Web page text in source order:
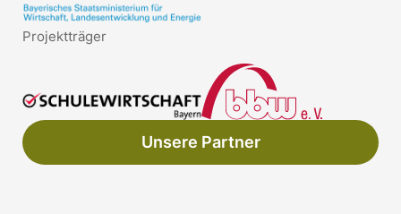
Projektträger
Unsere Partner